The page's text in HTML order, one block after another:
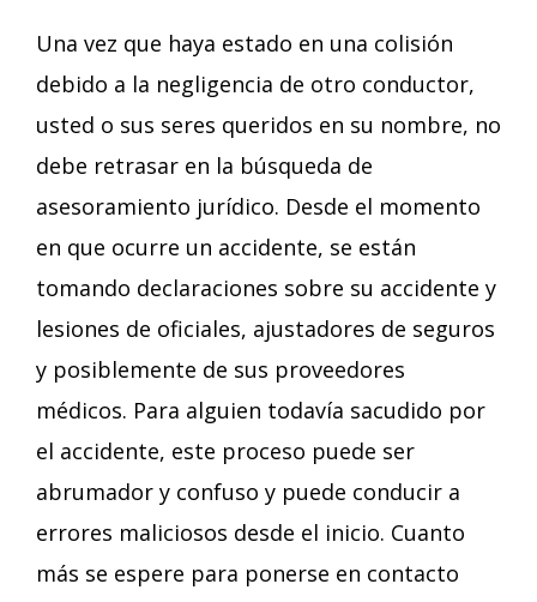
Una vez que haya estado en una colisión
debido a la negligencia de otro conductor,
usted o sus seres queridos en su nombre, no
debe retrasar en la búsqueda de
asesoramiento jurídico. Desde el momento
en que ocurre un accidente, se están
tomando declaraciones sobre su accidente y
lesiones de oficiales, ajustadores de seguros
y posiblemente de sus proveedores
médicos. Para alguien todavía sacudido por
el accidente, este proceso puede ser
abrumador y confuso y puede conducir a
errores maliciosos desde el inicio. Cuanto
más se espere para ponerse en contacto